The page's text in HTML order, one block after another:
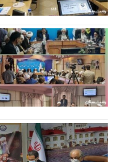
06 جولای 2022
26 مه 2022